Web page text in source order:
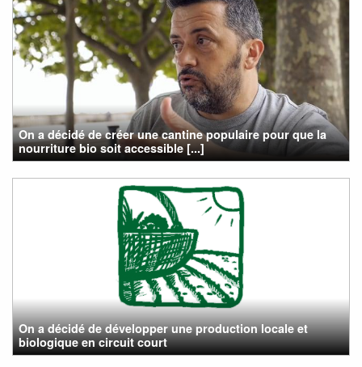
On a décidé de créer une cantine populaire pour que la
nourriture bio soit accessible [...]
On a décidé de développer une production locale et
biologique en circuit court